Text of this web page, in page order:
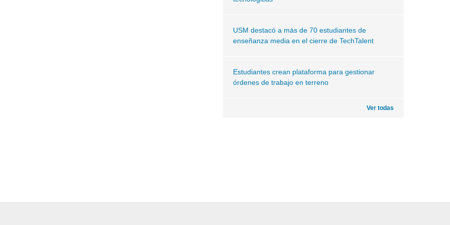
USM destacó a más de 70 estudiantes de
enseñanza media en el cierre de TechTalent
Estudiantes crean plataforma para gestionar
órdenes de trabajo en terreno
Ver todas